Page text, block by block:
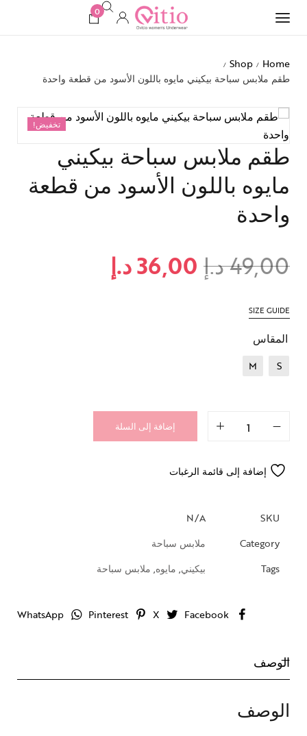
0
Home
/
Shop
/
طقم ملابس سباحة بيكيني مايوه باللون الأسود من قطعة واحدة
تخفيض!
طقم ملابس سباحة بيكيني
مايوه باللون الأسود من قطعة
واحدة
49,00د.إ 36,00د.إ
SIZE GUIDE
المقاس
S
M
إضافة إلى السلة
إضافة إلى قائمة الرغبات
SKU
N/A
Category
ملابس سباحة
Tags
بيكيني, مايوه, ملابس سباحة
Facebook
X
Pinterest
WhatsApp
الوصف
الوصف